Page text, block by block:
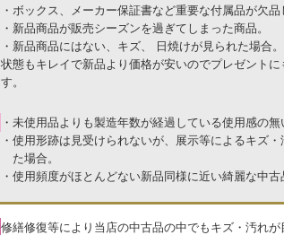
・ボックス、メーカー保証書など重要な付属品が欠品
・新品商品が販売シーズンを過ぎてしまった商品。
・新品商品にはない、キズ、 日焼けが見られた場合。
状態もキレイで新品より価格が安いのでプレゼントに
す。
・未使用品よりも製造年数が経過している使用感の無
・使用形跡は見受けられないが、展示等によるキズ
た場合。
・使用頻度がほとんどない新品同様に近い綺麗な中古
修繕修復等により当店の中古品の中でもキズ・汚れが